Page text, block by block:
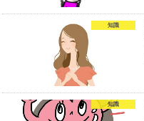
知識
知識